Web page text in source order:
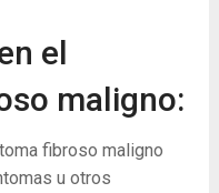
el
maligno:
fibroso maligno
u otros